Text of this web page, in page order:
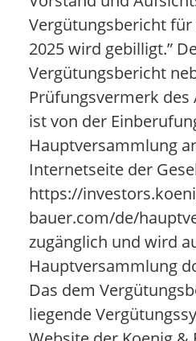
Vergütungsbericht
2025 wird gebilligt.”
Vergütungsbericht
Prüfungsvermerk
ist von der
Hauptversammlung
Internetseite der
https://
bauer.com/de/
zugänglich und wird
Hauptversammlung
Das dem
liegende